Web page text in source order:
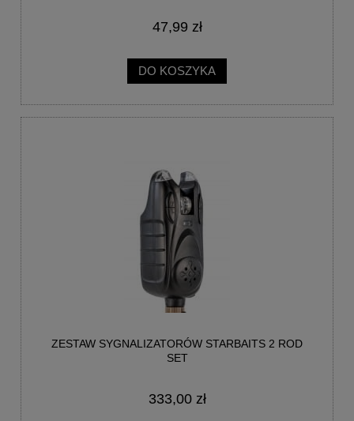
47,99 zł
DO KOSZYKA
ZESTAW SYGNALIZATORÓW STARBAITS 2 ROD
SET
333,00 zł